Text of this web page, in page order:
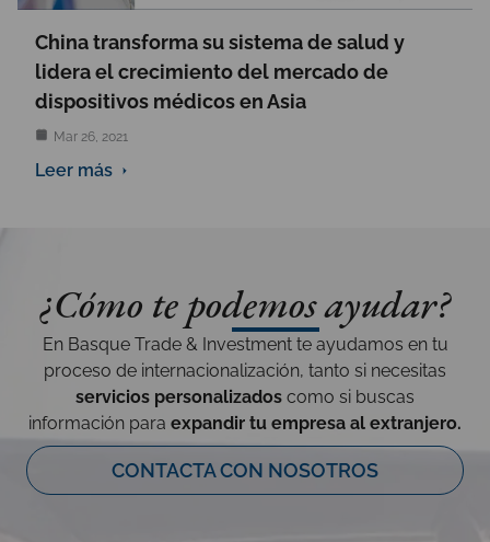
China transforma su sistema de salud y
lidera el crecimiento del mercado de
dispositivos médicos en Asia
Mar 26, 2021
Leer más
¿Cómo te podemos ayudar?
En Basque Trade & Investment te ayudamos en tu
proceso de internacionalización, tanto si necesitas
servicios personalizados como si buscas
información para expandir tu empresa al extranjero.
CONTACTA CON NOSOTROS